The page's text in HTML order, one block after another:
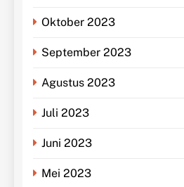
Oktober 2023
September 2023
Agustus 2023
Juli 2023
Juni 2023
Mei 2023